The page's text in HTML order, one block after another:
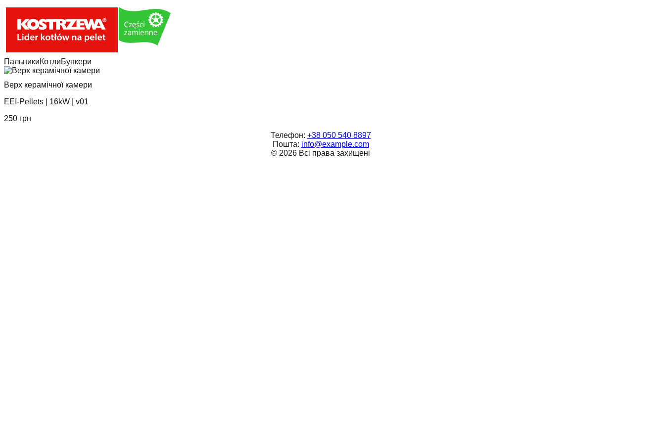
ПальникиКотлиБункери
Верх керамічної камери
EEI-Pellets
16kW
v01
250 грн
Телефон: +38 050 540 8897
Пошта: info@example.com
© 2026 Всі права захищені